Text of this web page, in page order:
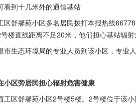
看到十几米外的通信基站
区舒馨苑小区多名居民拨打本报热线
楼直线距离不足20米，他们担心基站辐射
市生态环境局的专业人员到该小区，专业
小区旁居民担心辐射危害健康
工区舒馨苑小区2号楼5楼。2号楼位于该